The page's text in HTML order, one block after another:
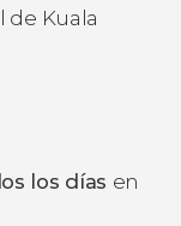
de Kuala
los días en